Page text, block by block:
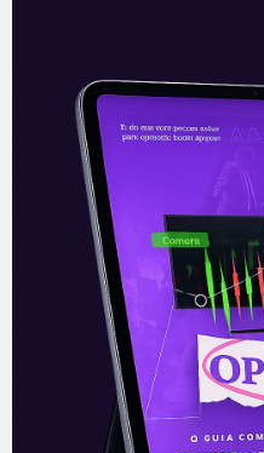
Valor de
chega a US$
A Apple (AAPL),
empresas
alcançou nesta
marco histórico
meio ao pregão, a